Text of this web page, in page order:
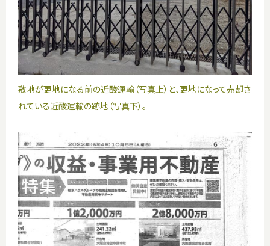
敷地が更地になる前の近酸運輸（写真上）と、更地になって売却さ
れている近酸運輸の跡地（写真下）。